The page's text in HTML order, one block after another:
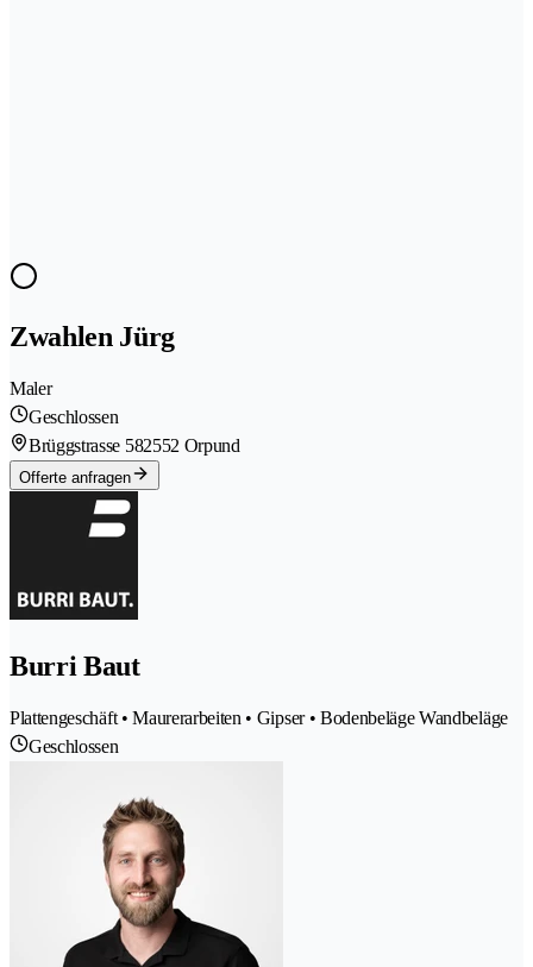
Zwahlen Jürg
Maler
Geschlossen
Brüggstrasse 582552 Orpund
Offerte anfragen
Burri Baut
Plattengeschäft • Maurerarbeiten • Gipser • Bodenbeläge Wandbeläge
Geschlossen